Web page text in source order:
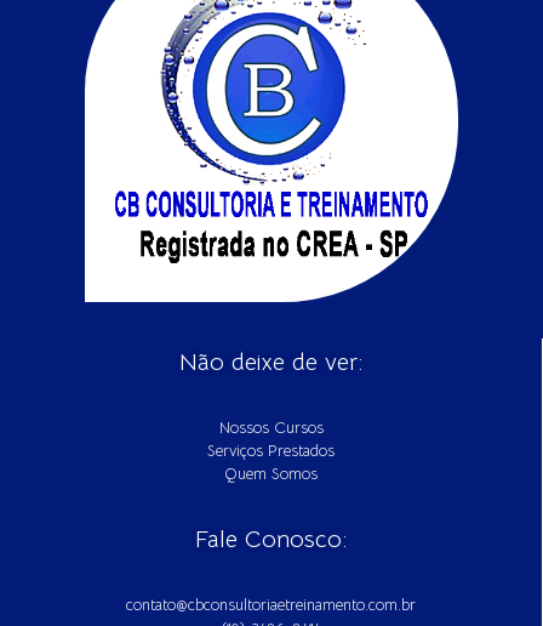
Não deixe de ver:
Nossos Cursos
Serviços Prestados
Quem Somos
Fale Conosco:
contato@cbconsultoriaetreinamento.com.br